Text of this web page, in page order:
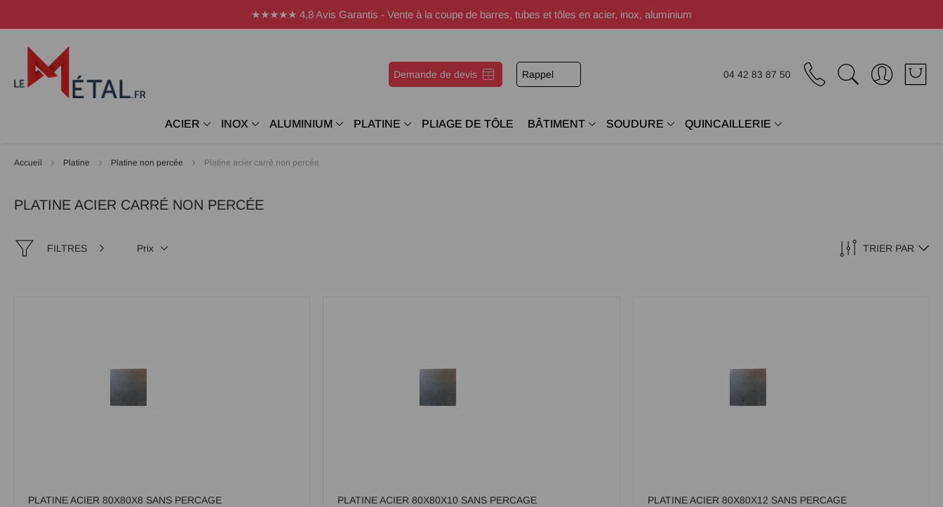
★★★★★ 4,8 Avis Garantis - Vente à la coupe de barres, tubes et tôles en acier, inox, aluminium
Demande de devis Rappel 04 42 83 87 50
ACIER INOX ALUMINIUM PLATINE PLIAGE DE TÔLE BÂTIMENT SOUDURE QUINCAILLERIE
Accueil Platine Platine non percée Platine acier carré non percée
PLATINE ACIER CARRÉ NON PERCÉE
FILTRES Prix TRIER PAR
PLATINE ACIER 80X80X8 SANS PERCAGE PLATINE ACIER 80X80X10 SANS PERCAGE PLATINE ACIER 80X80X12 SANS PERCAGE